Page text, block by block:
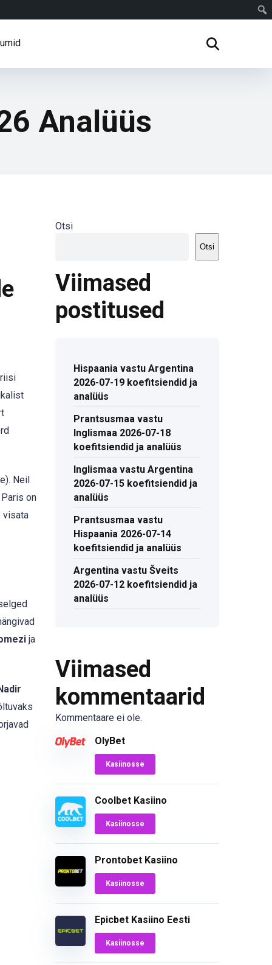
Analüüs
Neil
on
visata
ja
Otsi
Otsi
Viimased
postitused
Hispaania vastu Argentina
2026-07-19 koefitsiendid ja
analüüs
Prantsusmaa vastu
Inglismaa 2026-07-18
koefitsiendid ja analüüs
Inglismaa vastu Argentina
2026-07-15 koefitsiendid ja
analüüs
Prantsusmaa vastu
Hispaania 2026-07-14
koefitsiendid ja analüüs
Argentina vastu Šveits
2026-07-12 koefitsiendid ja
analüüs
Viimased
kommentaarid
Kommentaare ei ole.
OlyBet
Kasiinosse
Coolbet Kasiino
Kasiinosse
Prontobet Kasiino
Kasiinosse
Epicbet Kasiino Eesti
Kasiinosse